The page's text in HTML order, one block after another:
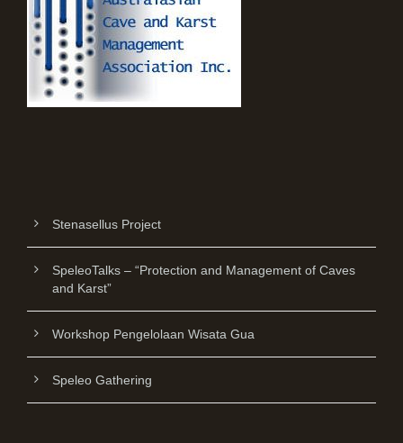
Stenasellus Project
SpeleoTalks – “Protection and Management of Caves
and Karst”
Workshop Pengelolaan Wisata Gua
Speleo Gathering